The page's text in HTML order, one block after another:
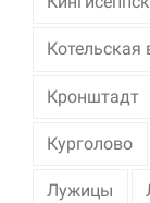
Котельская
Кронштадт
Курголово
Лужицы